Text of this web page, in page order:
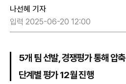
나선혜 기자
입력 2025-06-20 12:00
5개 팀 선발, 경쟁평가 통해 압축
단계별 평가 12월 진행